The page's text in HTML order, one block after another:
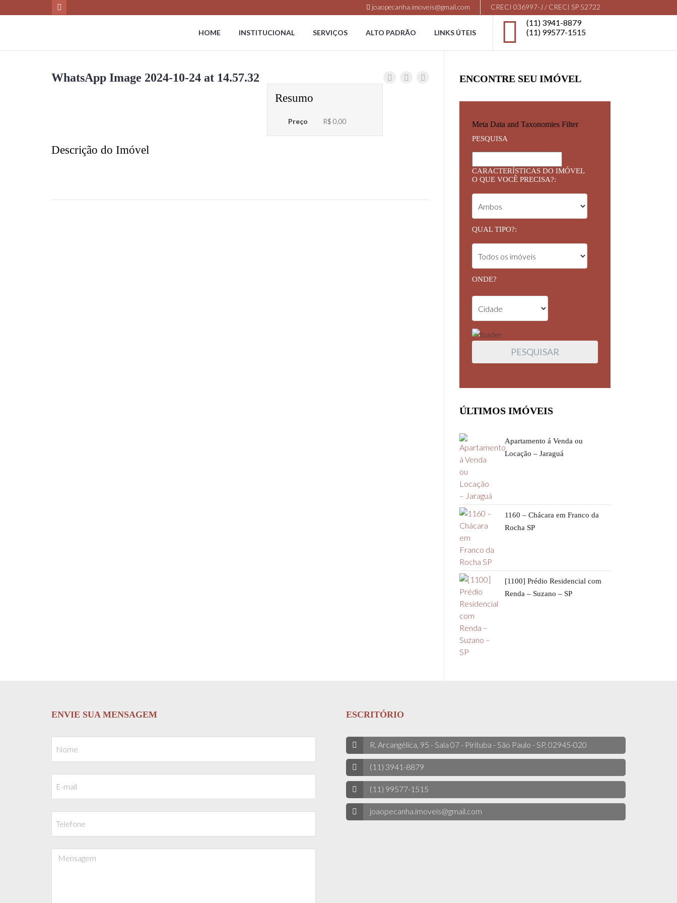
joaopecanha.imoveis@gmail.com CRECI 036997-J / CRECI SP 52722
(11) 3941-8879
(11) 99577-1515
HOME INSTITUCIONAL SERVIÇOS ALTO PADRÃO LINKS ÚTEIS
WhatsApp Image 2024-10-24 at 14.57.32
Resumo
Preço R$ 0,00
Descrição do Imóvel
ENCONTRE SEU IMÓVEL
Meta Data and Taxonomies Filter
PESQUISA
CARACTERÍSTICAS DO IMÓVEL
O QUE VOCÊ PRECISA?:
QUAL TIPO?:
ONDE?
ÚLTIMOS IMÓVEIS
Apartamento á Venda ou
Locação – Jaraguá
1160 – Chácara em Franco da
Rocha SP
[1100] Prédio Residencial com
Renda – Suzano – SP
ENVIE SUA MENSAGEM ESCRITÓRIO
R. Arcangélica, 95 - Sala 07 - Pirituba - São Paulo - SP, 02945-020
(11) 3941-8879
(11) 99577-1515
joaopecanha.imoveis@gmail.com